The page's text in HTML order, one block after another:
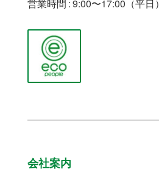
営業時間 : 9:00〜17:00（平日）
会社案内